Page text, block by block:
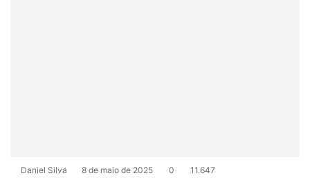
Daniel Silva 8 de maio de 2025 0 11.647